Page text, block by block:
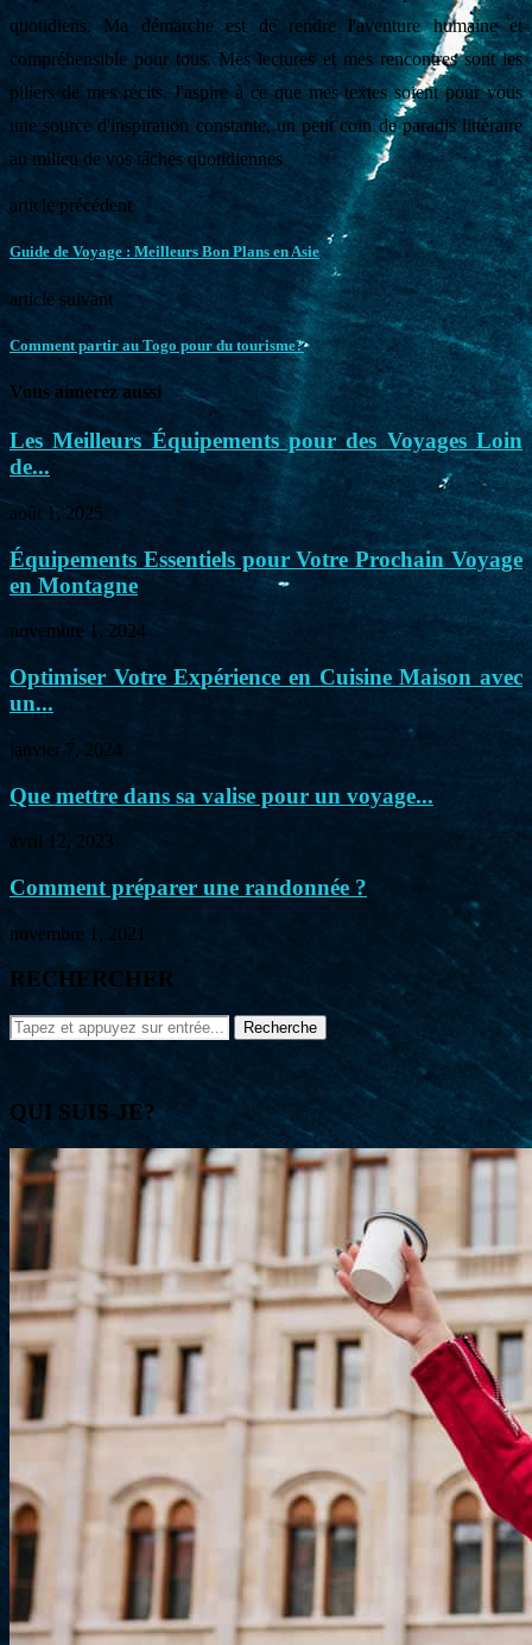
quotidiens. Ma démarche est de rendre l'aventure humaine et
compréhensible pour tous. Mes lectures et mes rencontres sont les
piliers de mes récits. J'aspire à ce que mes textes soient pour vous
une source d'inspiration constante, un petit coin de paradis littéraire
au milieu de vos tâches quotidiennes
article précédent
Guide de Voyage : Meilleurs Bon Plans en Asie
article suivant
Comment partir au Togo pour du tourisme?
Vous aimerez aussi
Les Meilleurs Équipements pour des Voyages Loin
de...
août 1, 2025
Équipements Essentiels pour Votre Prochain Voyage
en Montagne
novembre 1, 2024
Optimiser Votre Expérience en Cuisine Maison avec
un...
janvier 7, 2024
Que mettre dans sa valise pour un voyage...
avril 12, 2023
Comment préparer une randonnée ?
novembre 1, 2021
RECHERCHER
QUI SUIS-JE?